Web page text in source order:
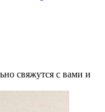
свяжутся с вами и